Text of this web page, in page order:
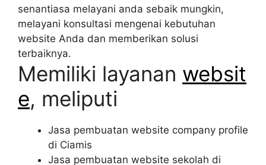
senantiasa melayani anda sebaik mungkin,
melayani konsultasi mengenai kebutuhan
website Anda dan memberikan solusi
terbaiknya.
Memiliki layanan websit
e, meliputi
Jasa pembuatan website company profile
di Ciamis
Jasa pembuatan website sekolah di